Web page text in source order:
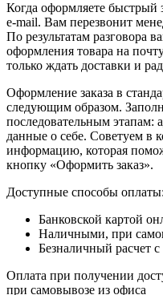
Когда оформляете
e-mail. Вам перезвонит
По результатам разговора
оформления товара на
только ждать доставки и
Оформление заказа в
следующим образом.
последовательным этапам:
данные о себе. Советуем в
информацию, которая
кнопку «Оформить заказ».
Доступные способы оплаты:
Банковской картой
Наличными, при
Безналичный расчет
Оплата при получении
при самовывозе из офиса